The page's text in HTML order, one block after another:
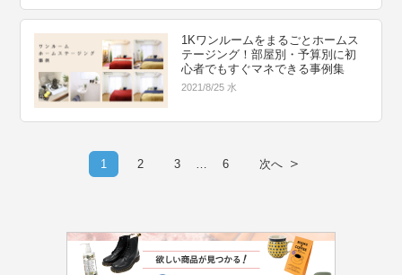
1Kワンルームをまるごとホームス
テージング！部屋別・予算別に初
心者でもすぐマネできる事例集
2021/8/25 水
1 2 3 … 6 次へ ＞